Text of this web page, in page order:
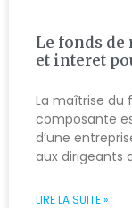
Le fonds
et interet
La maîtrise du
composante
d’une
aux dirigeants
LIRE LA SUITE »